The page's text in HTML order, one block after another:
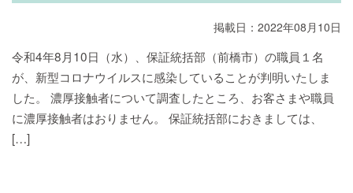
掲載日：2022年08月10日
令和4年8月10日（水）、保証統括部（前橋市）の職員１名
が、新型コロナウイルスに感染していることが判明いたしま
した。 濃厚接触者について調査したところ、お客さまや職員
に濃厚接触者はおりません。 保証統括部におきましては、
[…]